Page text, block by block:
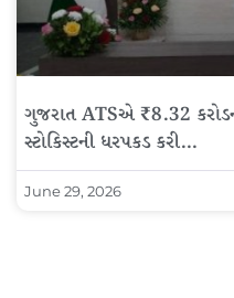
ગુજરાત ATSએ ₹8.32
સ્ટોકિસ્ટની ધરપકડ કરી…
June 29, 2026